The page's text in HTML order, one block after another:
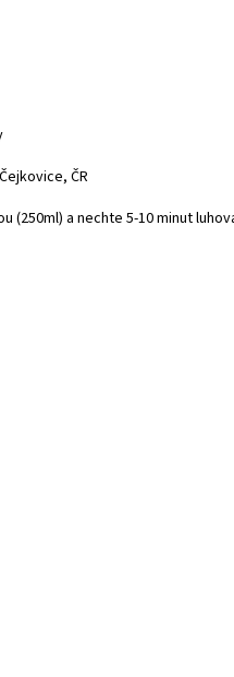
ČR
(250ml) a nechte 5-10 minut